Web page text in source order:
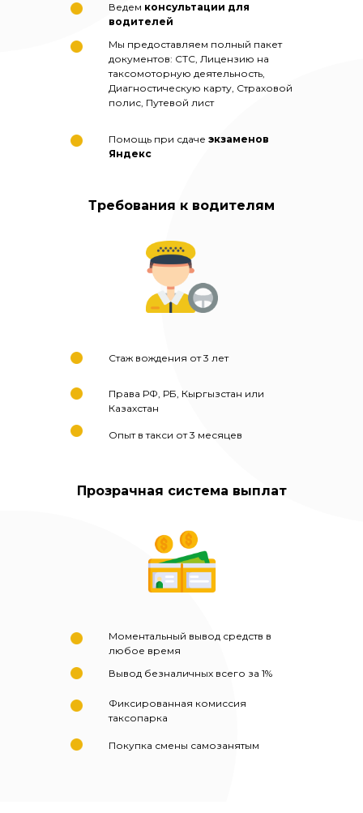
Ведем консультации для
водителей
Стаж вождения от 3 лет
Опыт в такси от 3 месяцев
Прозрачная система выплат
Моментальный вывод средств в
любое время
Вывод безналичных всего за 1%
Фиксированная комиссия
таксопарка
Покупка смены самозанятым
Мы предоставляем полный пакет
документов: СТС, Лицензию на
таксомоторную деятельность,
Диагностическую карту, Страховой
полис, Путевой лист
Помощь при сдаче экзаменов
Яндекс
Требования к водителям
Права РФ, РБ, Кыргызстан или
Казахстан